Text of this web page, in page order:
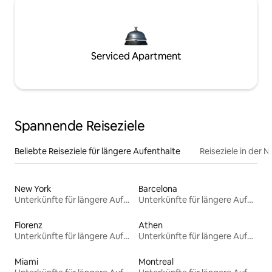
Serviced Apartment
Spannende Reiseziele
Beliebte Reiseziele für längere Aufenthalte Reiseziele in der
New York
Unterkünfte für längere Aufenthalte
Barcelona
Unterkünfte für längere Aufenthalte
Florenz
Unterkünfte für längere Aufenthalte
Athen
Unterkünfte für längere Aufenthalte
Miami
Montreal